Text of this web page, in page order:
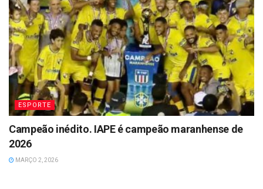
ESPORTE
Campeão inédito. IAPE é campeão maranhense de
2026
MARÇO 2, 2026